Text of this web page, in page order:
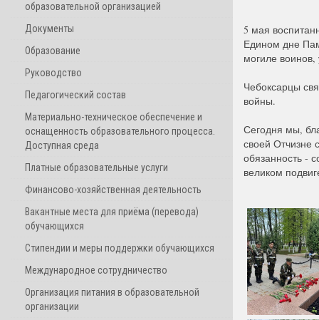
образовательной организацией
Документы
Образование
Руководство
Педагогический состав
Материально-техническое обеспечение и
оснащенность образовательного процесса.
Доступная среда
Платные образовательные услуги
Финансово-хозяйственная деятельность
Вакантные места для приёма (перевода)
обучающихся
Стипендии и меры поддержки обучающихся
Международное сотрудничество
Организация питания в образовательной
организации
5 мая
Едином дне
могиле
Чебоксарцы
войны.
Сегодня мы,
своей Отчизне
обязанность -
великом